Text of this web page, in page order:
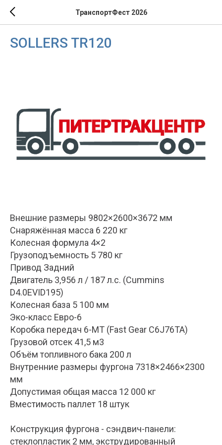
ТранспортФест 2026
SOLLERS TR120
Внешние размеры 9802×2600×3672 мм
Снаряжённая масса 6 220 кг
Колесная формула 4×2
Грузоподъемность 5 780 кг
Привод Задний
Двигатель 3,956 л / 187 л.с. (Cummins
D4.0EVID195)
Колесная база 5 100 мм
Эко-класс Евро-6
Коробка передач 6-МТ (Fast Gear C6J76TA)
Грузовой отсек 41,5 м3
Объём топливного бака 200 л
Внутренние размеры фургона 7318×2466×2300
мм
Допустимая общая масса 12 000 кг
Вместимость паллет 18 штук
Конструкция фургона - сэндвич-панели:
стеклопластик 2 мм, экструдированный